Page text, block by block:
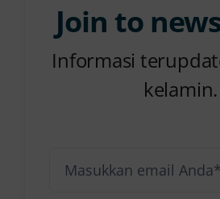
Join to
Informasi
kelamin.